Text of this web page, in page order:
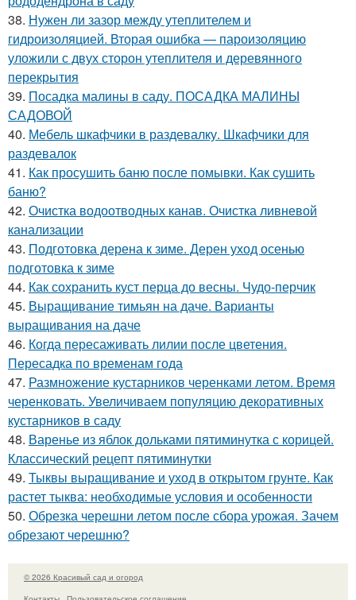
38. Нужен ли зазор между утеплителем и
гидроизоляцией. Вторая ошибка — пароизоляцию
уложили с двух сторон утеплителя и деревянного
перекрытия
39. Посадка малины в саду. ПОСАДКА МАЛИНЫ
САДОВОЙ
40. Мебель шкафчики в раздевалку. Шкафчики для
раздевалок
41. Как просушить баню после помывки. Как сушить
баню?
42. Очистка водоотводных канав. Очистка ливневой
канализации
43. Подготовка дерена к зиме. Дерен уход осенью
подготовка к зиме
44. Как сохранить куст перца до весны. Чудо-перчик
45. Выращивание тимьян на даче. Варианты
выращивания на даче
46. Когда пересаживать лилии после цветения.
Пересадка по временам года
47. Размножение кустарников черенками летом. Время
черенковать. Увеличиваем популяцию декоративных
кустарников в саду
48. Варенье из яблок дольками пятиминутка с корицей.
Классический рецепт пятиминутки
49. Тыквы выращивание и уход в открытом грунте. Как
растет тыква: необходимые условия и особенности
50. Обрезка черешни летом после сбора урожая. Зачем
обрезают черешню?
© 2026 Красивый сад и огород